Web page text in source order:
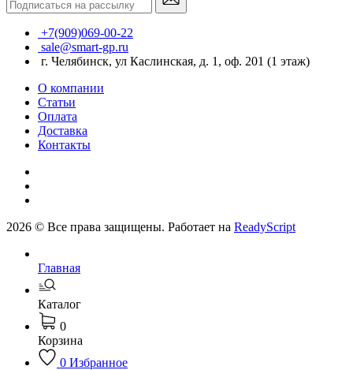
+7(909)069-00-22
sale@smart-gp.ru
г. Челябинск, ул Каслинская, д. 1, оф. 201 (1 этаж)
О компании
Статьи
Оплата
Доставка
Контакты
2026 © Все права защищены. Работает на ReadyScript
Главная
Каталог
0
Корзина
0 Избранное